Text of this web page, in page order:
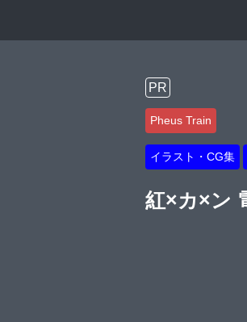
PR
Pheus Train
イラスト・CG集
紅×カ×ン